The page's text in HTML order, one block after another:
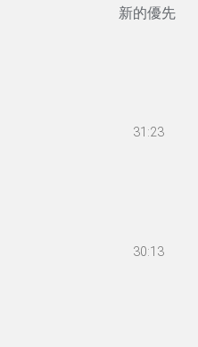
新的優先
31:23
30:13